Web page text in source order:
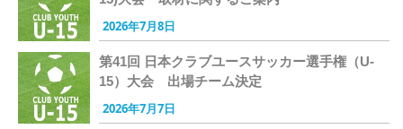
2026年7月8日
第41回 日本クラブユースサッカー選手権（U-
15）大会 出場チーム決定
2026年7月7日